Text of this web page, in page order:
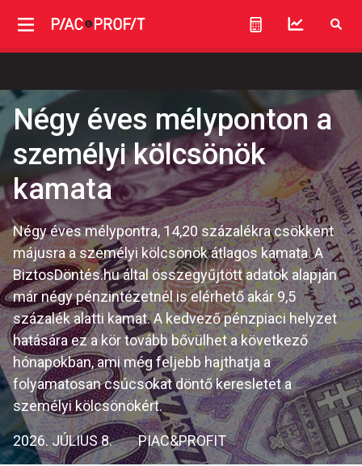
Négy éves mélyponton a
személyi kölcsönök
kamata
Négy éves mélypontra, 14,20 százalékra csökkent
májusra a személyi kölcsönök átlagos kamata. A
BiztosDöntés.hu által összegyűjtött adatok alapján
már négy pénzintézetnél is elérhető akár 9,5
százalék alatti kamat. A kedvező pénzpiaci helyzet
hatására ez a kör tovább bővülhet a következő
hónapokban, ami még feljebb hajthatja a
folyamatosan csúcsokat döntő keresletet a
személyi kölcsönökért.
2026. JÚLIUS 8. PIAC&PROFIT